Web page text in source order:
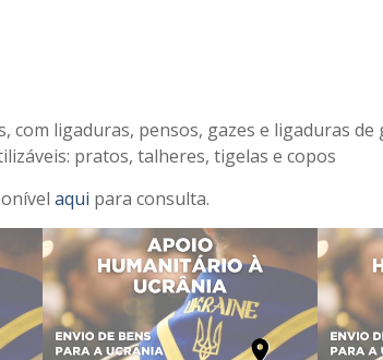
com ligaduras, pensos, gazes e ligaduras de
pratos, talheres, tigelas e copos
aqui para consulta.